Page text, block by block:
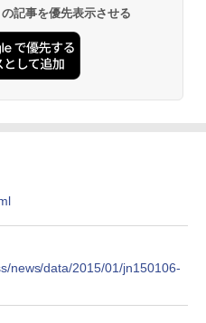
記事を優先表示させる
news/data/2015/01/jn150106-